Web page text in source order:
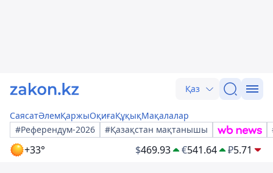
Қаз
СаясатӘлемҚаржыОқиғаҚұқықМақалалар
#Референдум-2026
#Қазақстан мақтанышы
+33° $469.93 €541.64 ₽5.71